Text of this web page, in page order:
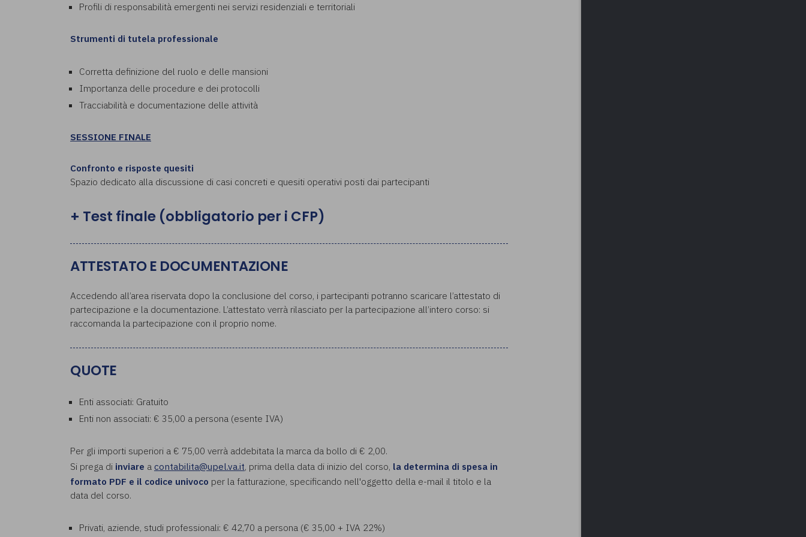
Profili di responsabilità emergenti nei servizi residenziali e territoriali
Strumenti di tutela professionale
Corretta definizione del ruolo e delle mansioni
Importanza delle procedure e dei protocolli
Tracciabilità e documentazione delle attività
SESSIONE FINALE
Confronto e risposte quesiti
Spazio dedicato alla discussione di casi concreti e quesiti operativi posti dai partecipanti
+ Test finale (obbligatorio per i CFP)
ATTESTATO E DOCUMENTAZIONE
Accedendo all’area riservata dopo la conclusione del corso, i partecipanti potranno scaricare l’attestato di
partecipazione e la documentazione. L’attestato verrà rilasciato per la partecipazione all’intero corso: si
raccomanda la partecipazione con il proprio nome.
QUOTE
Enti associati: Gratuito
Enti non associati: € 35,00 a persona (esente IVA)
Per gli importi superiori a € 75,00 verrà addebitata la marca da bollo di € 2,00.
Si prega di inviare a contabilita@upel.va.it, prima della data di inizio del corso, la determina di spesa in
formato PDF e il codice univoco per la fatturazione, specificando nell'oggetto della e-mail il titolo e la
data del corso.
Privati, aziende, studi professionali: € 42,70 a persona (€ 35,00 + IVA 22%)